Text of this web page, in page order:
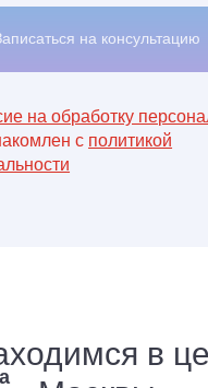
на консультацию
на обработку
с политикой
в